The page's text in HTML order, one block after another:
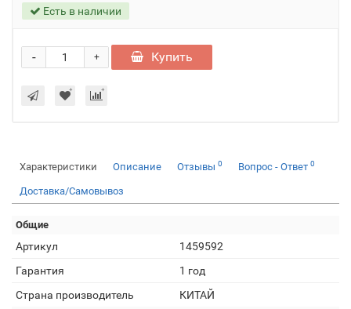
Есть в наличии
+
- Купить
Характеристики Описание Отзывы 0 Вопрос - Ответ 0
Доставка/Самовывоз
Общие
Артикул
1459592
Гарантия
1 год
Страна производитель
КИТАЙ